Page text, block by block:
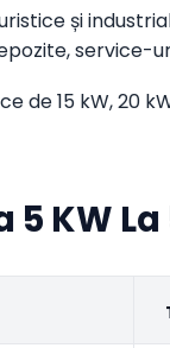
și
service-
15 kW, 20
KW La